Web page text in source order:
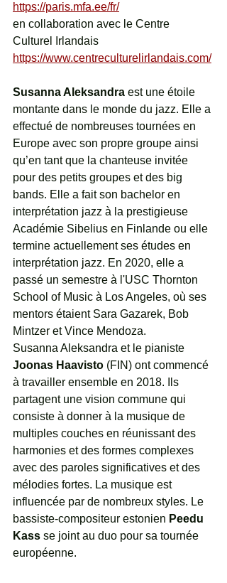
https://paris.mfa.ee/fr/
en collaboration avec le Centre
Culturel Irlandais
https://www.centreculturelirlandais.com/
Susanna Aleksandra est une étoile
montante dans le monde du jazz. Elle a
effectué de nombreuses tournées en
Europe avec son propre groupe ainsi
qu’en tant que la chanteuse invitée
pour des petits groupes et des big
bands. Elle a fait son bachelor en
interprétation jazz à la prestigieuse
Académie Sibelius en Finlande ou elle
termine actuellement ses études en
interprétation jazz. En 2020, elle a
passé un semestre à l'USC Thornton
School of Music à Los Angeles, où ses
mentors étaient Sara Gazarek, Bob
Mintzer et Vince Mendoza.
Susanna Aleksandra et le pianiste
Joonas Haavisto (FIN) ont commencé
à travailler ensemble en 2018. Ils
partagent une vision commune qui
consiste à donner à la musique de
multiples couches en réunissant des
harmonies et des formes complexes
avec des paroles significatives et des
mélodies fortes. La musique est
influencée par de nombreux styles. Le
bassiste-compositeur estonien Peedu
Kass se joint au duo pour sa tournée
européenne.